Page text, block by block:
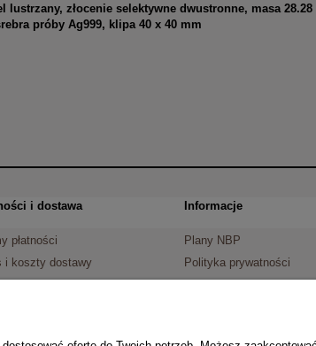
lustrzany, złocenie selektywne dwustronne, masa 28.28
próby Ag999, klipa 40 x 40 mm
i dostawa
płatności
i koszty dostawy
Informacje
Plany NBP
Polityka prywatności